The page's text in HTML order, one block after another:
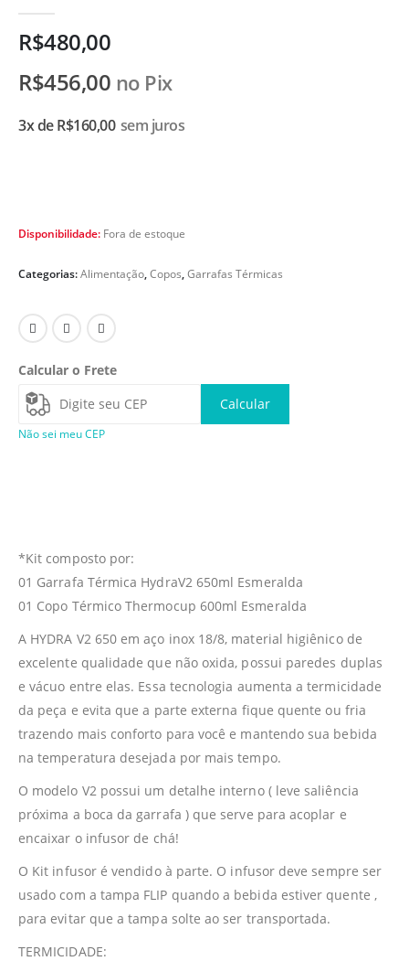
R$480,00
R$456,00 no Pix
3x deR$160,00 sem juros
Disponibilidade: Fora de estoque
Categorias:Alimentação,Copos,Garrafas Térmicas
Calcular o Frete
Calcular
Não sei meu CEP
*Kit composto por:
01 Garrafa Térmica HydraV2 650ml Esmeralda
01 Copo Térmico Thermocup 600ml Esmeralda
A HYDRA V2 650 em aço inox 18/8, material higiênico de
excelente qualidade que não oxida, possui paredes duplas
e vácuo entre elas. Essa tecnologia aumenta a termicidade
da peça e evita que a parte externa fique quente ou fria
trazendo mais conforto para você e mantendo sua bebida
na temperatura desejada por mais tempo.
O modelo V2 possui um detalhe interno ( leve saliência
próxima a boca da garrafa ) que serve para acoplar e
encaixar o infusor de chá!
O Kit infusor é vendido à parte. O infusor deve sempre ser
usado com a tampa FLIP quando a bebida estiver quente ,
para evitar que a tampa solte ao ser transportada.
TERMICIDADE: